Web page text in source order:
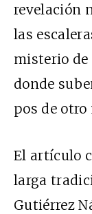
revelación
las
misterio de
donde
pos de otro
El artículo
larga
Gutiérrez